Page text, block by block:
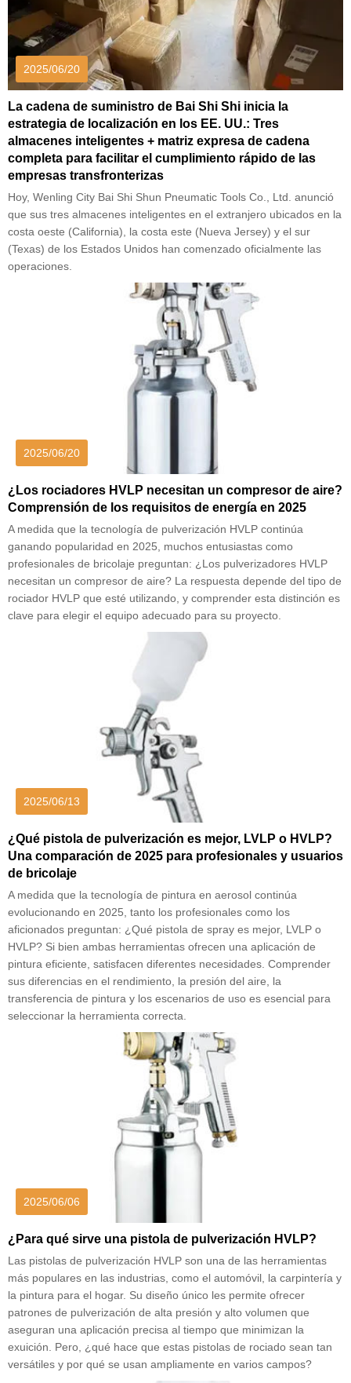
2025/06/20
La cadena de suministro de Bai Shi Shi inicia la
estrategia de localización en los EE. UU.: Tres
almacenes inteligentes + matriz expresa de cadena
completa para facilitar el cumplimiento rápido de las
empresas transfronterizas
Hoy, Wenling City Bai Shi Shun Pneumatic Tools Co., Ltd. anunció
que sus tres almacenes inteligentes en el extranjero ubicados en la
costa oeste (California), la costa este (Nueva Jersey) y el sur
(Texas) de los Estados Unidos han comenzado oficialmente las
operaciones.
2025/06/20
¿Los rociadores HVLP necesitan un compresor de aire?
Comprensión de los requisitos de energía en 2025
A medida que la tecnología de pulverización HVLP continúa
ganando popularidad en 2025, muchos entusiastas como
profesionales de bricolaje preguntan: ¿Los pulverizadores HVLP
necesitan un compresor de aire? La respuesta depende del tipo de
rociador HVLP que esté utilizando, y comprender esta distinción es
clave para elegir el equipo adecuado para su proyecto.
2025/06/13
¿Qué pistola de pulverización es mejor, LVLP o HVLP?
Una comparación de 2025 para profesionales y usuarios
de bricolaje
A medida que la tecnología de pintura en aerosol continúa
evolucionando en 2025, tanto los profesionales como los
aficionados preguntan: ¿Qué pistola de spray es mejor, LVLP o
HVLP? Si bien ambas herramientas ofrecen una aplicación de
pintura eficiente, satisfacen diferentes necesidades. Comprender
sus diferencias en el rendimiento, la presión del aire, la
transferencia de pintura y los escenarios de uso es esencial para
seleccionar la herramienta correcta.
2025/06/06
¿Para qué sirve una pistola de pulverización HVLP?
Las pistolas de pulverización HVLP son una de las herramientas
más populares en las industrias, como el automóvil, la carpintería y
la pintura para el hogar. Su diseño único les permite ofrecer
patrones de pulverización de alta presión y alto volumen que
aseguran una aplicación precisa al tiempo que minimizan la
exuición. Pero, ¿qué hace que estas pistolas de rociado sean tan
versátiles y por qué se usan ampliamente en varios campos?